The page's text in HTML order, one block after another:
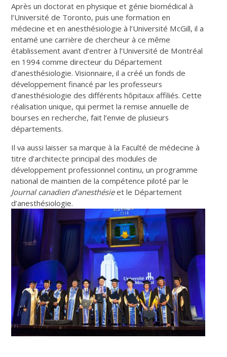
Après un doctorat en physique et génie biomédical à
l’Université de Toronto, puis une formation en
médecine et en anesthésiologie à l’Université McGill, il a
entamé une carrière de chercheur à ce même
établissement avant d’entrer à l’Université de Montréal
en 1994 comme directeur du Département
d’anesthésiologie. Visionnaire, il a créé un fonds de
développement financé par les professeurs
d’anesthésiologie des différents hôpitaux affiliés. Cette
réalisation unique, qui permet la remise annuelle de
bourses en recherche, fait l’envie de plusieurs
départements.
Il va aussi laisser sa marque à la Faculté de médecine à
titre d’architecte principal des modules de
développement professionnel continu, un programme
national de maintien de la compétence piloté par le
Journal canadien d’anesthésieet le Département
d’anesthésiologie.